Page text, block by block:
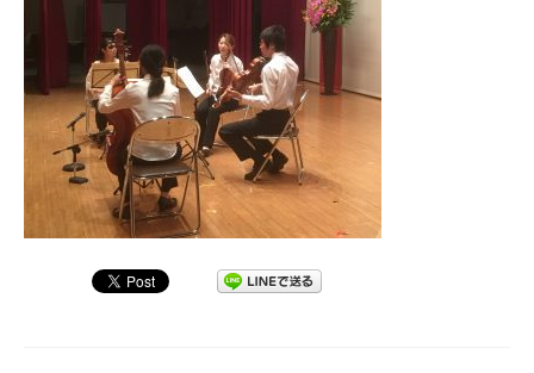
ご寄付のお願い
演奏会の歴史
出張演奏
九大フィル特集ページ
団員専用ページ